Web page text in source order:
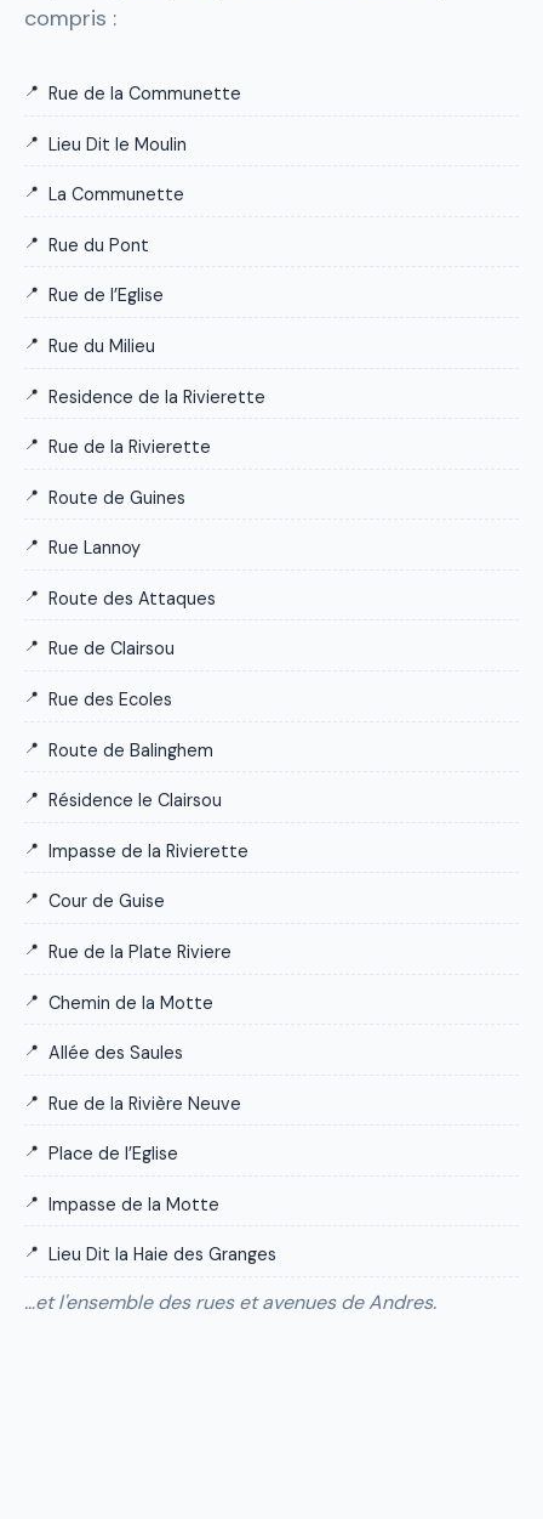
compris :
Rue de la Communette
Lieu Dit le Moulin
La Communette
Rue du Pont
Rue de l’Eglise
Rue du Milieu
Residence de la Rivierette
Rue de la Rivierette
Route de Guines
Rue Lannoy
Route des Attaques
Rue de Clairsou
Rue des Ecoles
Route de Balinghem
Résidence le Clairsou
Impasse de la Rivierette
Cour de Guise
Rue de la Plate Riviere
Chemin de la Motte
Allée des Saules
Rue de la Rivière Neuve
Place de l’Eglise
Impasse de la Motte
Lieu Dit la Haie des Granges
…et l'ensemble des rues et avenues de Andres.